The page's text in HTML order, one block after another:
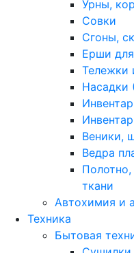
Урны,
Совки
Сгоны,
Ерши
Тележки
Веники,
Ведра
ткани
Автохимия и
Техника
Бытовая